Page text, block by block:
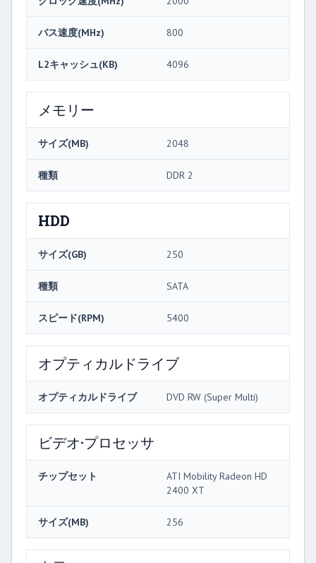
バス速度(MHz) 800
L2キャッシュ(KB) 4096
メモリー
サイズ(MB) 2048
種類 DDR 2
HDD
サイズ(GB) 250
種類 SATA
スピード(RPM) 5400
オプティカルドライブ
オプティカルドライブ DVD RW (Super Multi)
ビデオ·プロセッサ
チップセット
ATI Mobility Radeon HD
2400 XT
サイズ(MB) 256